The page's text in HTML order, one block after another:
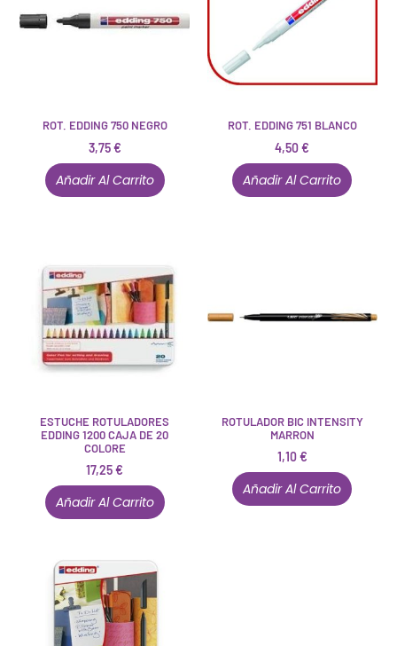
ROT. EDDING 750 NEGRO
3,75€
Añadir Al Carrito
ROT. EDDING 751 BLANCO
4,50€
Añadir Al Carrito
ESTUCHE ROTULADORES
EDDING 1200 CAJA DE 20
COLORE
17,25€
Añadir Al Carrito
ROTULADOR BIC INTENSITY
MARRON
1,10€
Añadir Al Carrito